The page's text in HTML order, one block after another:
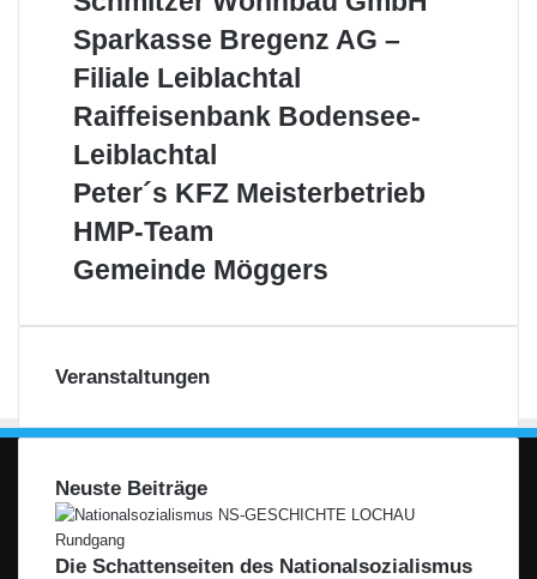
GmbH
Sparkasse
Bregenz
AG
–
Leiblachtal
Sparkasse Bregenz AG –
Filiale Leiblachtal
Raiffeisenbank
Leiblachtal
Raiffeisenbank Bodensee-
Leiblachtal
Peter
KFZ
Meisterbetrieb
Peter´s KFZ Meisterbetrieb
HMP-
HMP-Team
Gemeinde
Gemeinde Möggers
Veranstaltungen
Neuste Beiträge
Die Schattenseiten des Nationalsozialismus